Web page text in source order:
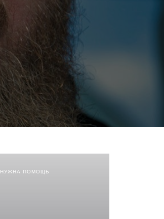
НУЖНА ПОМОЩЬ